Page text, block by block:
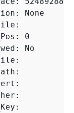
None
0
No